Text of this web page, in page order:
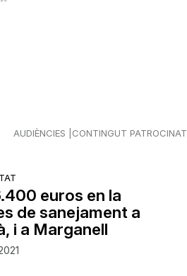
AUDIÈNCIES CONTINGUT PATROCINAT
euros en la
de sanejament a
i a Marganell